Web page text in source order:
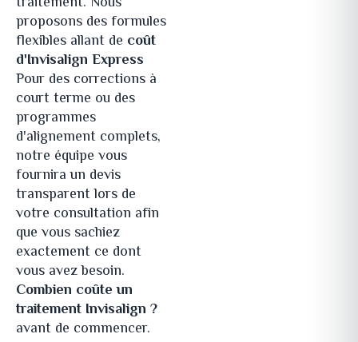
proposons des formules
flexibles allant de coût
d'Invisalign Express
Pour des corrections à
court terme ou des
programmes
d'alignement complets,
notre équipe vous
fournira un devis
transparent lors de
votre consultation afin
que vous sachiez
exactement ce dont
vous avez besoin.
Combien coûte un
traitement Invisalign ?
avant de commencer.